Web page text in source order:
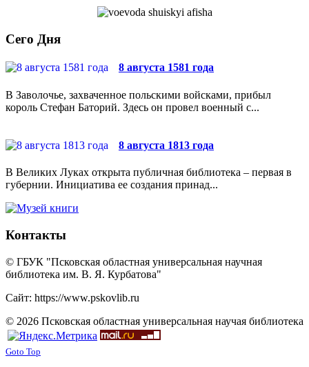
Сего Дня
8 августа 1581 года
В Заволочье, захваченное польскими войсками, прибыл
король Стефан Баторий. Здесь он провел военный с...
8 августа 1813 года
В Великих Луках открыта публичная библиотека – первая в
губернии. Инициатива ее создания принад...
Контакты
© ГБУК "Псковская областная универсальная научная
библиотека им. В. Я. Курбатова"
Сайт: https://www.pskovlib.ru
© 2026 Псковская областная универсальная научая библиотека
Goto Top